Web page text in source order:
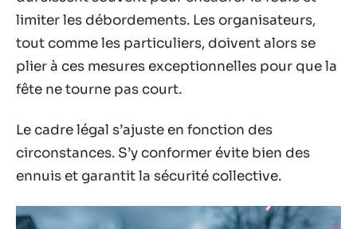
limiter les débordements. Les organisateurs,
tout comme les particuliers, doivent alors se
plier à ces mesures exceptionnelles pour que la
fête ne tourne pas court.
Le cadre légal s’ajuste en fonction des
circonstances. S’y conformer évite bien des
ennuis et garantit la sécurité collective.